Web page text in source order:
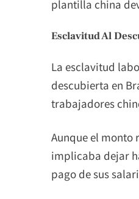
plantilla china
Esclavitud Al
La esclavitud
descubierta en
trabajadores
Aunque el monto
implicaba dejar
pago de sus